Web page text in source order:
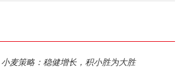
麦策略：稳健增长，积小胜为大胜